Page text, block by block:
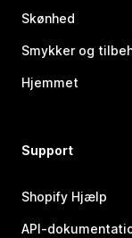
Skønhed
Smykker og
Hjemmet
Support
Shopify Hjælp
API-